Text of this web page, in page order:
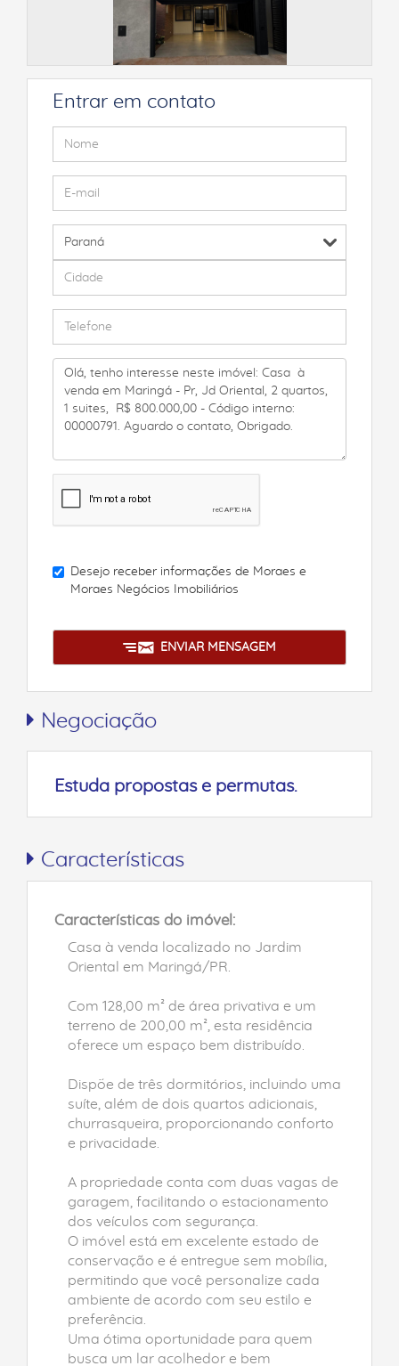
Entrar em contato
Desejo receber informações de Moraes e
Moraes Negócios Imobiliários
ENVIAR MENSAGEM
Negociação
Estuda propostas e permutas.
Características
Características do imóvel:
Casa à venda localizado no Jardim
Oriental em Maringá/PR.
Com 128,00 m² de área privativa e um
terreno de 200,00 m², esta residência
oferece um espaço bem distribuído.
Dispõe de três dormitórios, incluindo uma
suíte, além de dois quartos adicionais,
churrasqueira, proporcionando conforto
e privacidade.
A propriedade conta com duas vagas de
garagem, facilitando o estacionamento
dos veículos com segurança.
O imóvel está em excelente estado de
conservação e é entregue sem mobília,
permitindo que você personalize cada
ambiente de acordo com seu estilo e
preferência.
Uma ótima oportunidade para quem
busca um lar acolhedor e bem